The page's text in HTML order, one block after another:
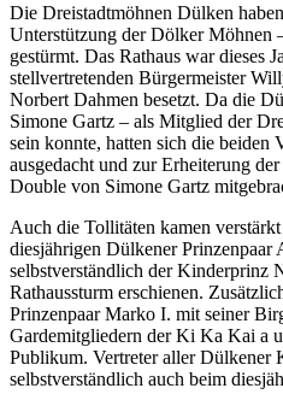
Die Dreistadtmöhnen Dülken
Unterstützung der Dölker Möhnen
gestürmt. Das Rathaus war dieses
stellvertretenden Bürgermeister
Norbert Dahmen besetzt. Da die
Simone Gartz – als Mitglied der
sein konnte, hatten sich die beiden
ausgedacht und zur Erheiterung
Double von Simone Gartz
Auch die Tollitäten kamen
diesjährigen Dülkener Prinzenpaar
selbstverständlich der Kinderprinz
Rathaussturm erschienen.
Prinzenpaar Marko I. mit seiner
Gardemitgliedern der Ki Ka Kai a
Publikum. Vertreter aller Dülkener
selbstverständlich auch beim